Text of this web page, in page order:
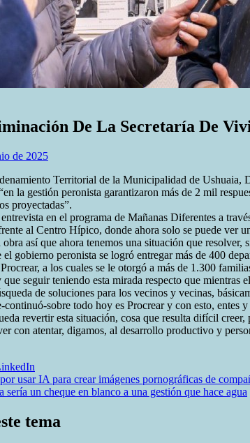
De La Secretaría De
de 2025
Territorial de la Municipalidad de
la gestión peronista garantizaron más de 2 mil
proyectadas”.
en el programa de Mañanas Diferentes a
al Centro Hípico, donde ahora solo se puede ver
así que ahora tenemos una situación que
gobierno peronista se logró entregar más de 400
a los cuales se le otorgó a más de 1.300
seguir teniendo esta mirada respecto que
de soluciones para los vecinos y vecinas,
continuó-sobre todo hoy es Procrear y con esto,
revertir esta situación, cosa que resulta difícil
con atentar, digamos, al desarrollo productivo y
usar IA para crear imágenes pornográficas de
sería un cheque en blanco a una gestión que hace agua
tema